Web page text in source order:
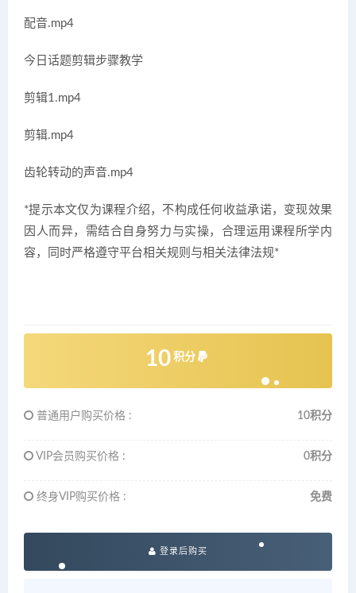
配音.mp4
今日话题剪辑步骤教学
剪辑1.mp4
剪辑.mp4
齿轮转动的声音.mp4
*提示本文仅为课程介绍，不构成任何收益承诺，变现效果
因人而异，需结合自身努力与实操，合理运用课程所学内
容，同时严格遵守平台相关规则与相关法律法规*
10 积分
普通用户购买价格 : 10积分
VIP会员购买价格 : 0积分
终身VIP购买价格 : 免费
登录后购买